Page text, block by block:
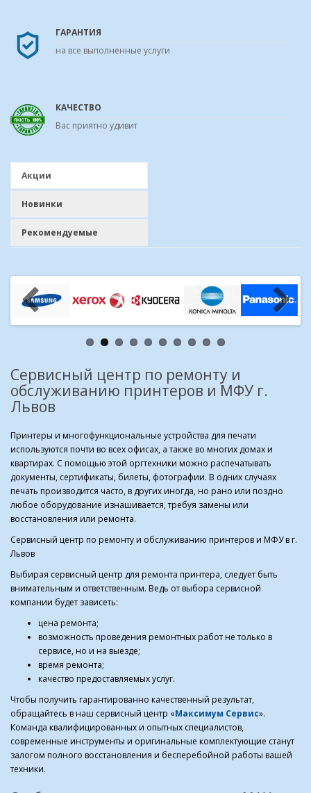
ГАРАНТИЯ
на все выполненные услуги
КАЧЕСТВО
Вас приятно удивит
Акции
Новинки
Рекомендуемые
Сервисный центр по ремонту и
обслуживанию принтеров и МФУ г.
Львов
Принтеры и многофункциональные устройства для печати
используются почти во всех офисах, а также во многих домах и
квартирах. С помощью этой оргтехники можно распечатывать
документы, сертификаты, билеты, фотографии. В одних случаях
печать производится часто, в других иногда, но рано или поздно
любое оборудование изнашивается, требуя замены или
восстановления или ремонта.
Сервисный центр по ремонту и обслуживанию принтеров и МФУ в г.
Львов
Выбирая сервисный центр для ремонта принтера, следует быть
внимательным и ответственным. Ведь от выбора сервисной
компании будет зависеть:
цена ремонта;
возможность проведения ремонтных работ не только в
сервисе, но и на выезде;
время ремонта;
качество предоставляемых услуг.
Чтобы получить гарантированно качественный результат,
обращайтесь в наш сервисный центр «Максимум Сервис».
Команда квалифицированных и опытных специалистов,
современные инструменты и оригинальные комплектующие станут
залогом полного восстановления и бесперебойной работы вашей
техники.